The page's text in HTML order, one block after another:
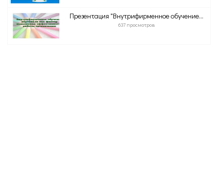
Презентация "Внутрифирменное обучение...
637 просмотров